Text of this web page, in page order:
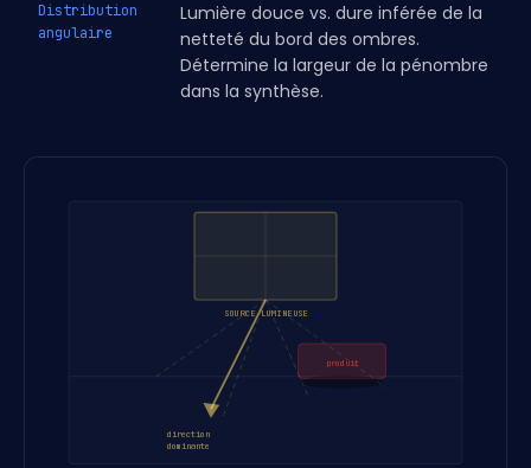
Distribution
angulaire
Lumière douce vs. dure inférée de la
netteté du bord des ombres.
Détermine la largeur de la pénombre
dans la synthèse.
SOURCE LUMINEUSE
direction
dominante
produit